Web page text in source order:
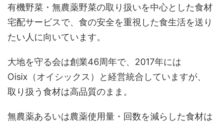
有機野菜・無農薬野菜の取り扱いを中心とした食材
宅配サービスで、食の安全を重視した食生活を送り
たい人に向いています。
大地を守る会は創業46周年で、2017年には
Oisix（オイシックス）と経営統合していますが、
取り扱う食材は高品質のまま。
無農薬あるいは農薬使用量・回数を減らした食材は